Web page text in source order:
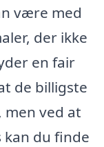
være med
der ikke
en fair
de billigste
ved at
du finde